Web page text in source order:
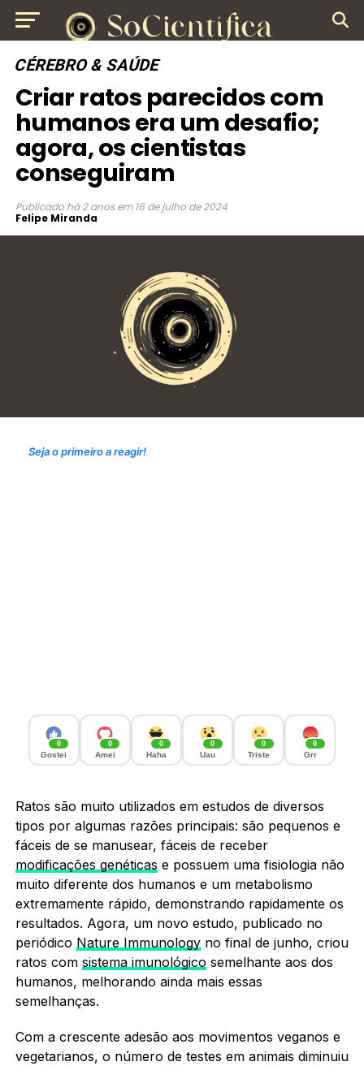
CÉREBRO & SAÚDE
Criar ratos parecidos com
humanos era um desafio;
agora, os cientistas
conseguiram
Publicado há 2 anos em 16 de julho de 2024
Felipe Miranda
Seja o primeiro a reagir!
0
Gostei
0
Amei
0
Haha
0
Uau
0
Triste
0
Grr
Ratos são muito utilizados em estudos de diversos
tipos por algumas razões principais: são pequenos e
fáceis de se manusear, fáceis de receber
modificações genéticas e possuem uma fisiologia não
muito diferente dos humanos e um metabolismo
extremamente rápido, demonstrando rapidamente os
resultados. Agora, um novo estudo, publicado no
periódico Nature Immunologyno final de junho, criou
ratos com sistema imunológico semelhante aos dos
humanos, melhorando ainda mais essas
semelhanças.
Com a crescente adesão aos movimentos veganos e
vegetarianos, o número de testes em animais diminuiu